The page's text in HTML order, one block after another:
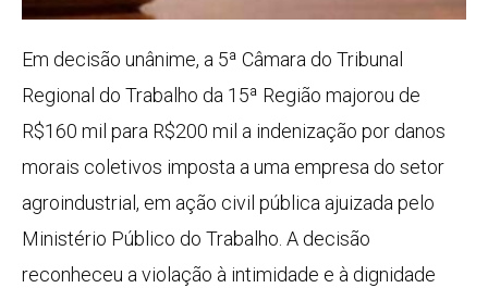
Em decisão unânime, a 5ª Câmara do Tribunal
Regional do Trabalho da 15ª Região majorou de
R$160 mil para R$200 mil a indenização por danos
morais coletivos imposta a uma empresa do setor
agroindustrial, em ação civil pública ajuizada pelo
Ministério Público do Trabalho. A decisão
reconheceu a violação à intimidade e à dignidade